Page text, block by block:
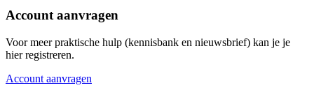
Account aanvragen
Voor meer praktische hulp (kennisbank en nieuwsbrief) kan je je
hier registreren.
Account aanvragen